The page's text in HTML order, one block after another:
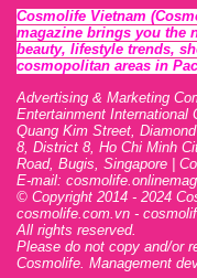
Cosmolife Vietnam
magazine brings you the
beauty, lifestyle trends,
cosmopolitan areas in
Advertising & Marketing
Entertainment International
Quang Kim Street,
8, District 8, Ho Chi Minh
Road, Bugis, Singapore |
E-mail:
© Copyright 2014 - 2024
cosmolife.com.vn -
All rights reserved.
Please do not copy and/or
Cosmolife. Management